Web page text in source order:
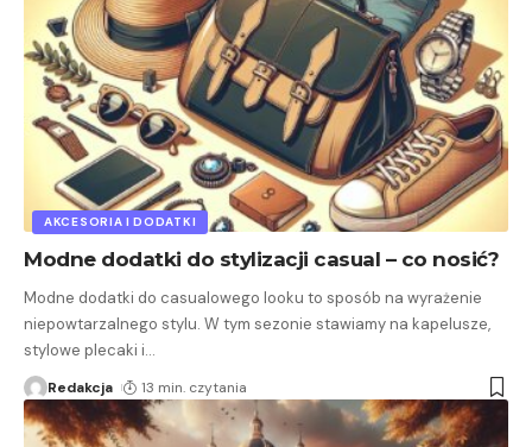
AKCESORIA I DODATKI
Modne dodatki do stylizacji casual – co nosić?
Modne dodatki do casualowego looku to sposób na wyrażenie
niepowtarzalnego stylu. W tym sezonie stawiamy na kapelusze,
stylowe plecaki i…
Redakcja 13 min. czytania